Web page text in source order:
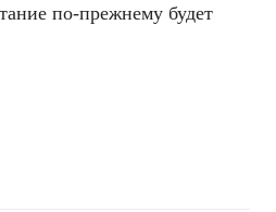
по-прежнему будет